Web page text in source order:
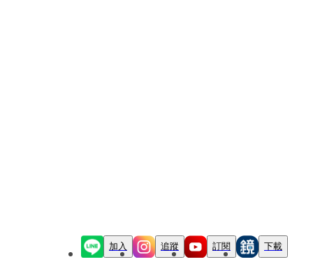
加入 追蹤 訂閱 下載